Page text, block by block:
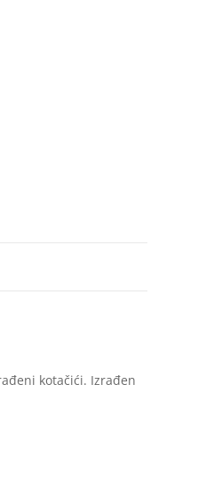
kotačići. Izrađen